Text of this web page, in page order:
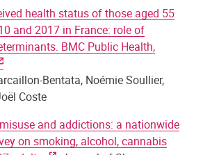
health status of those aged 55
and 2017 in France: role of
BMC Public Health,
Bentata, Noémie Soullier,
Coste
and addictions: a nationwide
on smoking, alcohol, cannabis